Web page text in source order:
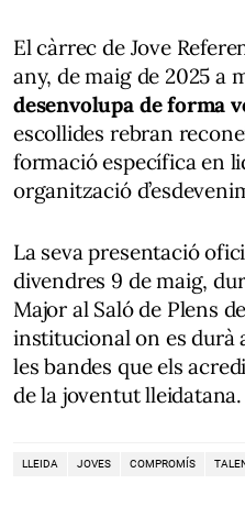
El càrrec de Jove
any, de maig de 2025 a
desenvolupa de forma
escollides rebran
formació específica en
organització
La seva presentació
divendres 9 de maig,
Major al Saló de Plens
institucional on es durà
les bandes que els
de la joventut lleidatana.
LLEIDA JOVES COMPROMÍS